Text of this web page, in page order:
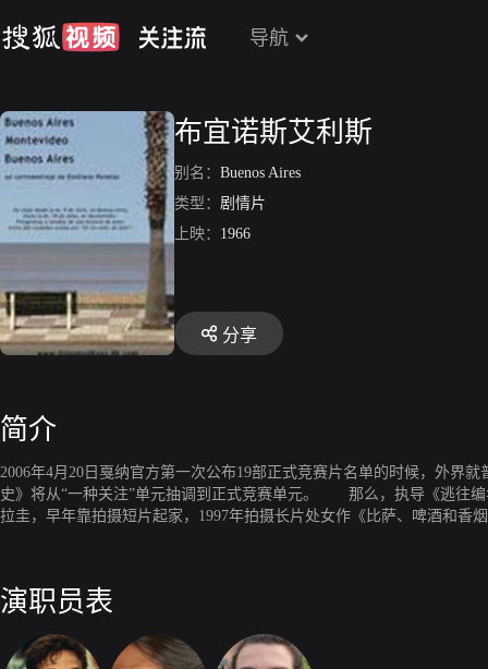
导航
布宜诺斯艾利斯
别名： Buenos Aires
类型： 剧情片
上映： 1966
分享
简介
2006年4月20日戛纳官方第一次公布19部正式竞赛片名单的时候，外界
史》将从“一种关注”单元抽调到正式竞赛单元。 那么，执导《逃往编
拉圭，早年靠拍摄短片起家，1997年拍摄长片处女作《比萨、啤酒和香
演职员表